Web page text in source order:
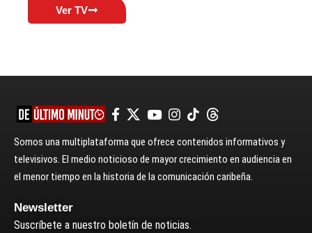
Ver TV
Somos una multiplataforma que ofrece contenidos informativos y
televisivos. El medio noticioso de mayor crecimiento en audiencia en
el menor tiempo en la historia de la comunicación caribeña.
Newsletter
Suscríbete a nuestro boletín de noticias.